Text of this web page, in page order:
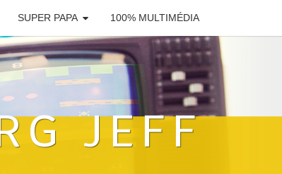
SUPER PAPA 100% MULTIMÉDIA
JEFF